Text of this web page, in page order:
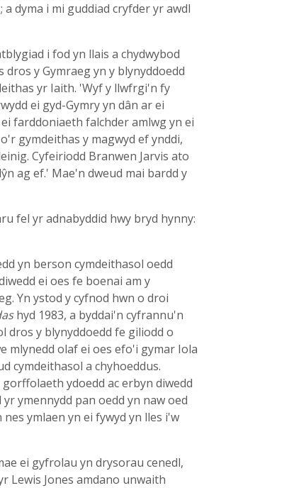
dyma i mi guddiad cryfder yr awdl
i fod yn llais a chydwybod
y Gymraeg yn y blynyddoedd
yr Iaith. 'Wyf y llwfrgi'n fy
ei gyd-Gymry yn dân ar ei
farddoniaeth falchder amlwg yn ei
gymdeithas y magwyd ef ynddi,
Cyfeiriodd Branwen Jarvis ato
ag ef.' Mae'n dweud mai bardd y
fel yr adnabyddid hwy bryd hynny:
yn berson cymdeithasol oedd
ei oes fe boenai am y
Yn ystod y cyfnod hwn o droi
hyd 1983, a byddai'n cyfrannu'n
dros y blynyddoedd fe giliodd o
mlynedd olaf ei oes efo'i gymar Iola
cymdeithasol a chyhoeddus.
ydoedd ac erbyn diwedd
ymennydd pan oedd yn naw oed
ymlaen yn ei fywyd yn lles i'w
ei gyfrolau yn drysorau cenedl,
Lewis Jones amdano unwaith